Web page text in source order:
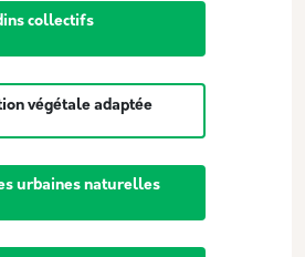
collectifs
végétale adaptée
urbaines naturelles